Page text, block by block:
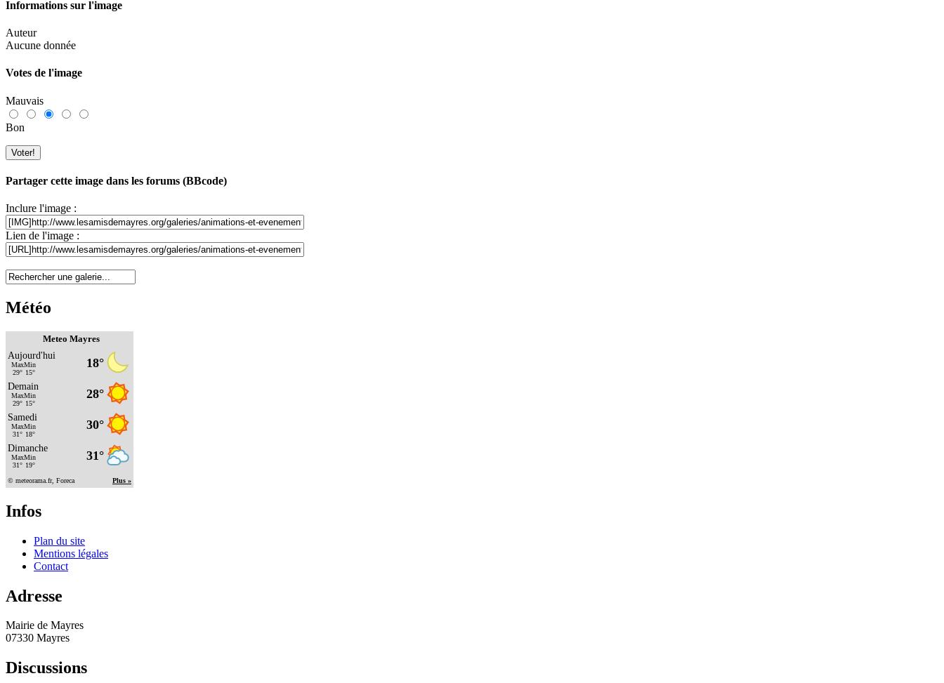
Informations sur l'image
Auteur
Aucune donnée
Votes de l'image
Mauvais
Bon
Partager cette image dans les forums (BBcode)
Inclure l'image :
Lien de l'image :
Météo
Meteo Mayres
Infos
Plan du site
Mentions légales
Contact
Adresse
Mairie de Mayres
07330 Mayres
Discussions